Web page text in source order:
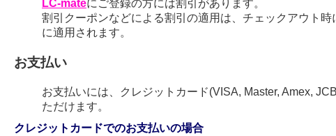
LC-mateにご登録の方には割引があります。
割引クーポンなどによる割引の適用は、チェックアウト
に適用されます。
お支払い
お支払いには、クレジットカード(VISA, Master, Amex,
ただけます。
クレジットカードでのお支払いの場合